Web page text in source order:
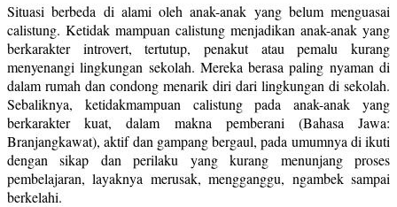
Situasi berbeda di alami oleh anak-anak yang belum menguasai
calistung. Ketidak mampuan calistung menjadikan anak-anak yang
berkarakter introvert, tertutup, penakut atau pemalu kurang
menyenangi lingkungan sekolah. Mereka berasa paling nyaman di
dalam rumah dan condong menarik diri dari lingkungan di sekolah.
Sebaliknya, ketidakmampuan calistung pada anak-anak yang
berkarakter kuat, dalam makna pemberani (Bahasa Jawa:
Branjangkawat), aktif dan gampang bergaul, pada umumnya di ikuti
dengan sikap dan perilaku yang kurang menunjang proses
pembelajaran, layaknya merusak, mengganggu, ngambek sampai
berkelahi.